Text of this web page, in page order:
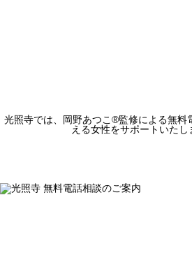
光照寺では、岡野あつこ®監修による無
える女性をサポートいた